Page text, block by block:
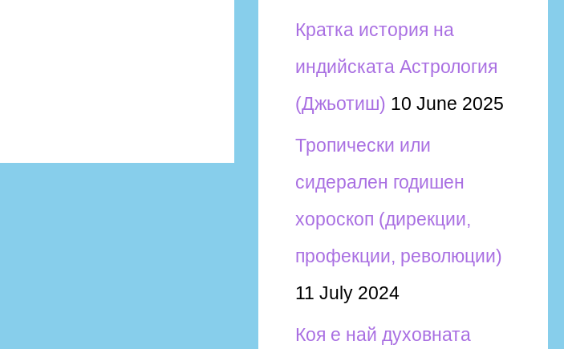
Кратка история на
индийската Астрология
(Джьотиш) 10 June 2025
Тропически или
сидерален годишен
хороскоп (дирекции,
профекции, революции)
11 July 2024
Коя е най духовната